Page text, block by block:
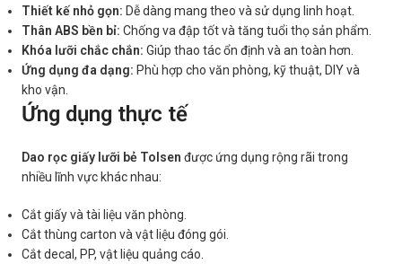
Thiết kế nhỏ gọn: Dễ dàng mang theo và sử dụng linh hoạt.
Thân ABS bền bỉ: Chống va đập tốt và tăng tuổi thọ sản phẩm.
Khóa lưỡi chắc chắn: Giúp thao tác ổn định và an toàn hơn.
Ứng dụng đa dạng: Phù hợp cho văn phòng, kỹ thuật, DIY và
kho vận.
Ứng dụng thực tế
Dao rọc giấy lưỡi bẻ Tolsen được ứng dụng rộng rãi trong
nhiều lĩnh vực khác nhau:
Cắt giấy và tài liệu văn phòng.
Cắt thùng carton và vật liệu đóng gói.
Cắt decal, PP, vật liệu quảng cáo.